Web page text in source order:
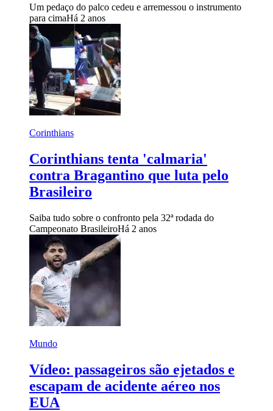
Um pedaço do palco cedeu e arremessou o instrumento
para cimaHá 2 anos
Corinthians
Corinthians tenta 'calmaria'
contra Bragantino que luta pelo
Brasileiro
Saiba tudo sobre o confronto pela 32ª rodada do
Campeonato BrasileiroHá 2 anos
Mundo
Vídeo: passageiros são ejetados e
escapam de acidente aéreo nos
EUA